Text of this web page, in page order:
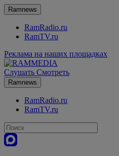
Ramnews
RamRadio.ru
RamTV.ru
Реклама на наших площадках
Слушать Смотреть
Ramnews
RamRadio.ru
RamTV.ru